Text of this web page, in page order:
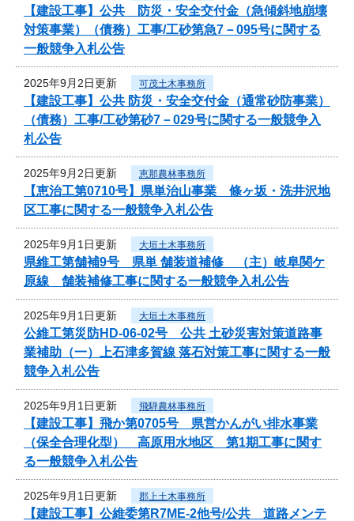
【建設工事】公共 防災・安全交付金（急傾斜地崩壊
対策事業）（債務）工事/工砂第急7－095号に関する
一般競争入札公告
2025年9月2日更新 可茂土木事務所
【建設工事】公共 防災・安全交付金（通常砂防事業）
（債務）工事/工砂第砂7－029号に関する一般競争入
札公告
2025年9月2日更新 恵那農林事務所
【恵治工第0710号】県単治山事業 條ヶ坂・洗井沢地
区工事に関する一般競争入札公告
2025年9月1日更新 大垣土木事務所
県維工第舗補9号 県単 舗装道補修 （主）岐阜関ケ
原線 舗装補修工事に関する一般競争入札公告
2025年9月1日更新 大垣土木事務所
公維工第災防HD-06-02号 公共 土砂災害対策道路事
業補助（一）上石津多賀線 落石対策工事に関する一般
競争入札公告
2025年9月1日更新 飛騨農林事務所
【建設工事】飛か第0705号 県営かんがい排水事業
（保全合理化型） 高原用水地区 第1期工事に関す
る一般競争入札公告
2025年9月1日更新 郡上土木事務所
【建設工事】公維委第R7ME-2他号/公共 道路メンテ